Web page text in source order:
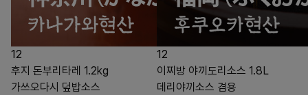
12
후지 돈부리타레 1.2kg
가쓰오다시 덮밥소스
12
이찌방 야끼도리소스 1.8L
데리야끼소스 겸용